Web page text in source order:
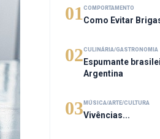
01 COMPORTAMENTO
Como Evitar
02CULINÁRIA/GASTRONOMIA
Espumante
Argentina
03 MÚSICA/ARTE/CULTURA
Vivências...